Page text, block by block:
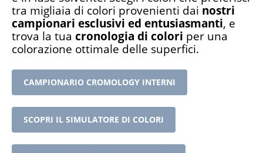
tra migliaia di colori provenienti dai nostri
campionari esclusivi ed entusiasmanti, e
trova la tua cronologia di colori per una
colorazione ottimale delle superfici.
CAMPIONARIO CROMOLOGY INTERNI
SCOPRI IL SIMULATORE DI COLORI